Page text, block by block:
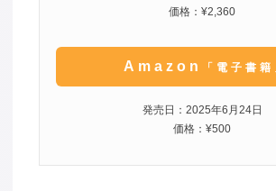
価格：¥2,360
Amazon 「電子書籍
発売日：2025年6月24日
価格：¥500